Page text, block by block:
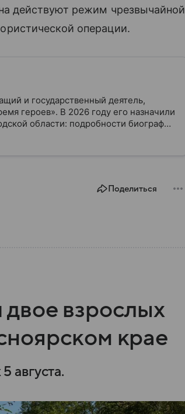
действуют режим чрезвычайной
операции.
и государственный деятель,
героев». В 2026 году его назначили
области: подробности биографии
Поделиться
взрослых
крае
августа.